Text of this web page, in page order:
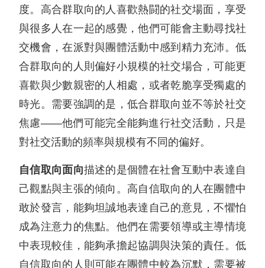
度。高合群取向的人喜歡熱闘的社交場面，享受
與很多人在一起的感覺，他們可能會主動尋找社
交機會，在派對與團體活動中感到精力充沛。低
合群取向的人則偏好小規模的社交場合，可能更
喜歡與少數親密的人相處，或者乾脆享受獨處的
時光。需要強調的是，低合群取向並不等於社交
焦慮——他們可能完全能夠進行社交活動，只是
對社交活動的頻率與規模有不同的偏好。
自信取向面向描述的是個體在社會互動中表達自
己觀點與主張的傾向。高自信取向的人在團體中
敢於發言，能夠坦誠地表達自己的意見，不懼怕
成為注意力的焦點。他們在需要領導或主導情境
中表現較佳，能夠承擔起協調與決策的責任。低
自信取向的人則可能在團體中較為沉默，需要被